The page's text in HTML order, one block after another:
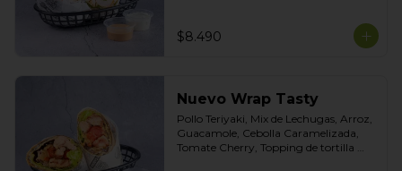
Cilantro y Tasty
$8.490
Nuevo Wrap Tasty
Pollo Teriyaki, Mix de Lechugas, Arroz,
Guacamole, Cebolla Caramelizada,
Tomate Cherry, Topping de tortilla